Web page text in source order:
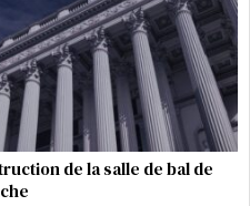
de la salle de bal de